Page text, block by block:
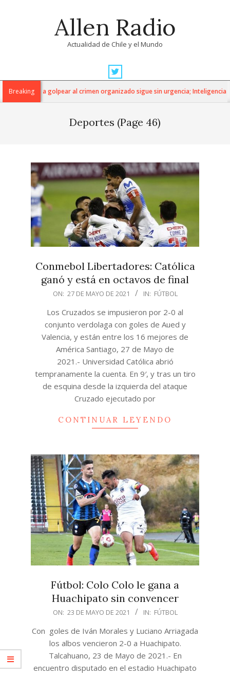
Allen Radio
Actualidad de Chile y el Mundo
Navigation
MenuBreaking
para golpear al crimen organizado sigue sin urgencia; Inteligencia
Deportes (Page 46)
Conmebol Libertadores: Católica
ganó y está en octavos de final
ON: 27 DE MAYO DE 2021 IN: FÚTBOL
Los Cruzados se impusieron por 2-0 al
conjunto verdolaga con goles de Aued y
Valencia, y están entre los 16 mejores de
América Santiago, 27 de Mayo de
2021.- Universidad Católica abrió
tempranamente la cuenta. En 9′, y tras un tiro
de esquina desde la izquierda del ataque
Cruzado ejecutado por
CONTINUAR LEYENDO
Fútbol: Colo Colo le gana a
Huachipato sin convencer
23
ON: 23 DE MAYO DE 2021 IN: FÚTBOL
Con goles de Iván Morales y Luciano Arriagada
los albos vencieron 2-0 a Huachipato.
Talcahuano, 23 de Mayo de 2021.- En
encuentro disputado en el estadio Huachipato